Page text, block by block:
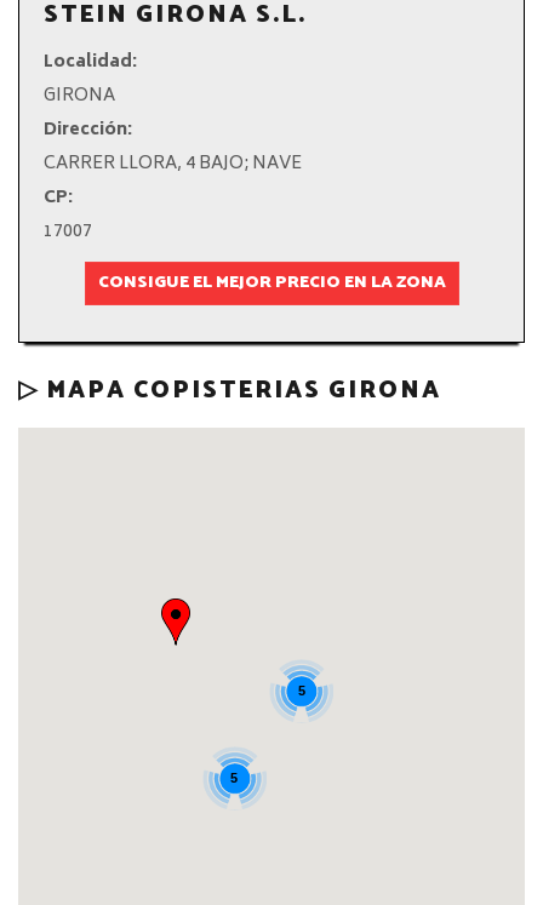
STEIN GIRONA S.L.
Localidad:
GIRONA
Dirección:
CARRER LLORA, 4 BAJO; NAVE
CP:
17007
CONSIGUE EL MEJOR PRECIO EN LA ZONA
▷ MAPA COPISTERIAS GIRONA
5
5